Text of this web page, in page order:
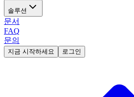
솔루션
문서
FAQ
문의
지금 시작하세요 로그인